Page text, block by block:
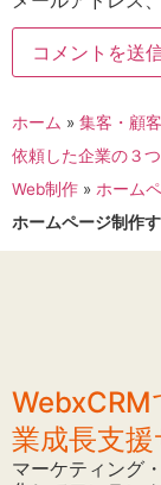
ホーム » 集客・顧
依頼した企業の３
Web制作 » ホーム
ホームページ制作
WebxCRM
業成長支
マーケティング